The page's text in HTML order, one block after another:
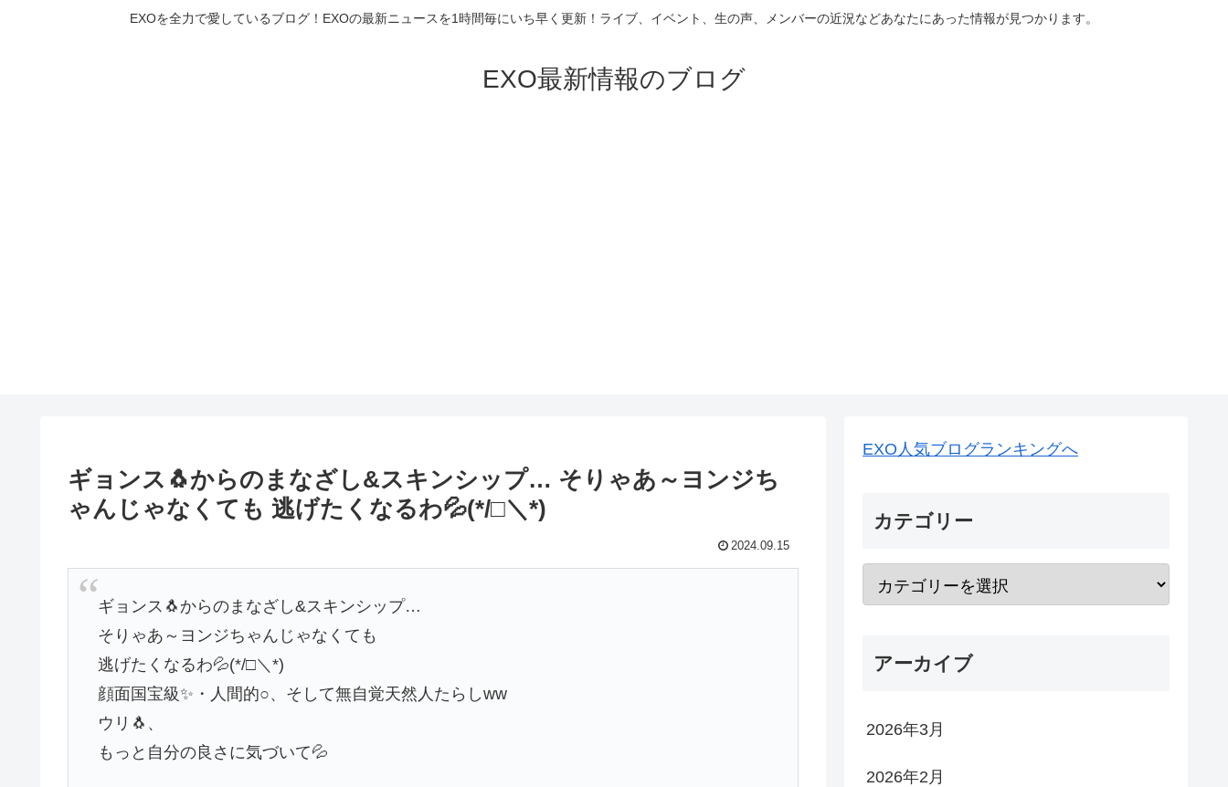
EXOを全力で愛しているブログ！EXOの最新ニュースを1時間毎にいち早く更新！ライブ、イベント、生の声、メンバーの近況などあなたにあった情報が見つかります。
EXO最新情報のブログ
ギョンス🐧からのまなざし&スキンシップ… そりゃあ～ヨンジち
ゃんじゃなくても 逃げたくなるわ💦(*/□＼*)
2024.09.15
ギョンス🐧からのまなざし&スキンシップ…
そりゃあ～ヨンジちゃんじゃなくても
逃げたくなるわ💦(*/□＼*)
顔面国宝級✨・人間的○、そして無自覚天然人たらしww
ウリ🐧、
もっと自分の良さに気づいて💦
EXO人気ブログランキングへ
カテゴリー
アーカイブ
2026年3月
2026年2月